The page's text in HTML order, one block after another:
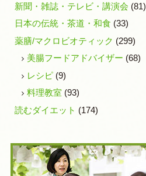
新聞・雑誌・テレビ・講演会 (81)
日本の伝統・茶道・和食 (33)
薬膳/マクロビオティック (299)
美腸フードアドバイザー (68)
レシピ (9)
料理教室 (93)
読むダイエット (174)